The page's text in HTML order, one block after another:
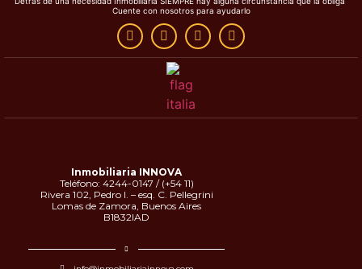
Cuente con nosotros para ayudarlo
Inmobiliaria INNOVA
Teléfono: 4244-0147 / (+54 11)
Rivera 102, Pedro I. – esq. C. Pellegrini
Lomas de Zamora, Buenos Aires
B1832IAD